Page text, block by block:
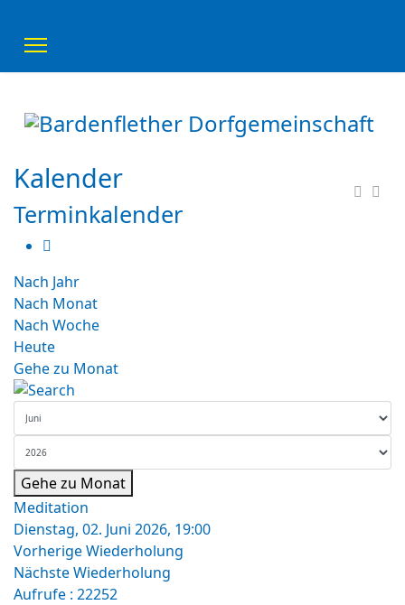
Kalender
Terminkalender
Nach Jahr
Nach Monat
Nach Woche
Heute
Gehe zu Monat
Gehe zu Monat
Meditation
Dienstag, 02. Juni 2026, 19:00
Vorherige Wiederholung
Nächste Wiederholung
Aufrufe : 22252